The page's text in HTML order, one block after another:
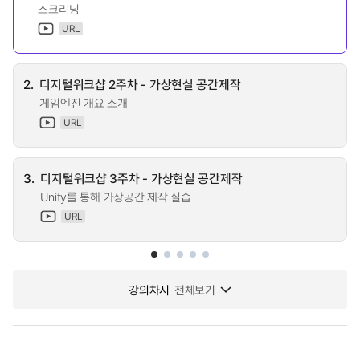
스크리닝
URL
2. 디지털워크샵 2주차 - 가상현실 공간제작
게임엔진 개요 소개
URL
3. 디지털워크샵 3주차 - 가상현실 공간제작
Unity를 통해 가상공간 제작 실습
URL
강의차시 전체보기